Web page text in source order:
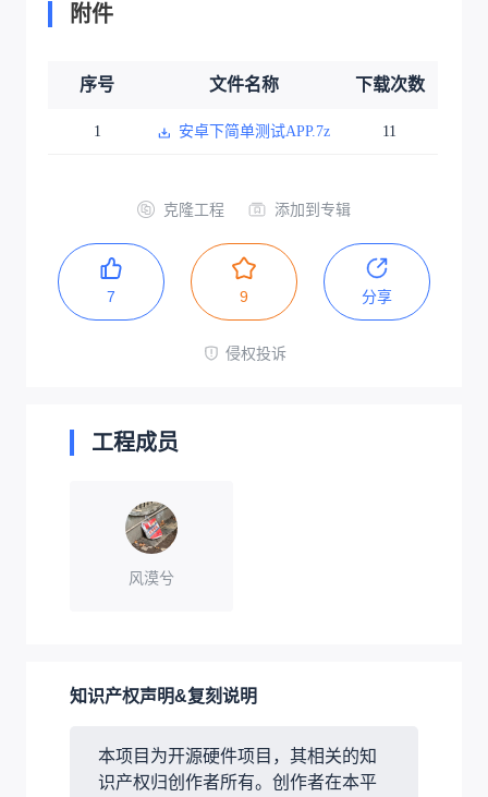
附件
序号 文件名称 下载次数
1 安卓下简单测试APP.7z 11
克隆工程 添加到专辑
7 9 分享
侵权投诉
工程成员
风漠兮
知识产权声明&复刻说明
本项目为开源硬件项目，其相关的知
识产权归创作者所有。创作者在本平